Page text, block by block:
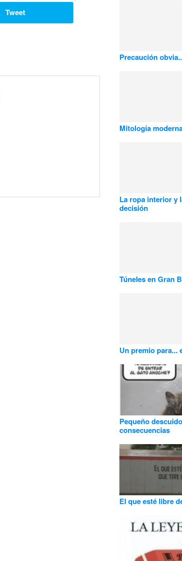
Tweet
Precaución
Mitología
La ropa interior y
decisión
Túneles en Gran
Un premio para...
Pequeño
consecuencias
El que esté libre